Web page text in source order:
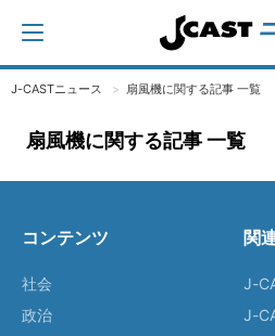
J-CASTニュース 扇風機に関する記事 一覧
扇風機に関する記事 一覧
コンテンツ
社会
政治
関
J-
J-